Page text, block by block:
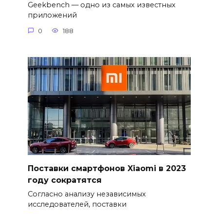
Geekbench — одно из самых известных
приложений
0 188
Поставки смартфонов Xiaomi в 2023
году сократятся
Согласно анализу независимых
исследователей, поставки